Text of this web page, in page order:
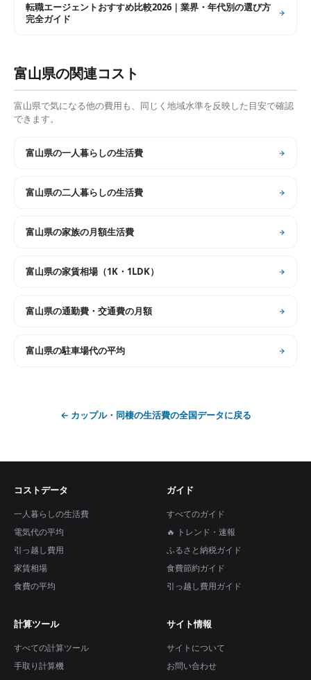
転職エージェントおすすめ比較2026｜業界・年代別の選び方
完全ガイド
富山県の関連コスト
富山県で気になる他の費用も、同じく地域水準を反映した目安で確認
できます。
富山県の一人暮らしの生活費
富山県の二人暮らしの生活費
富山県の家族の月額生活費
富山県の家賃相場（1K・1LDK）
富山県の通勤費・交通費の月額
富山県の駐車場代の平均
← カップル・同棲の生活費の全国データに戻る
コストデータ
一人暮らしの生活費
電気代の平均
引っ越し費用
家賃相場
食費の平均
ガイド
すべてのガイド
🔥 トレンド・速報
ふるさと納税ガイド
食費節約ガイド
引っ越し費用ガイド
計算ツール
すべての計算ツール
手取り計算機
サイト情報
サイトについて
お問い合わせ